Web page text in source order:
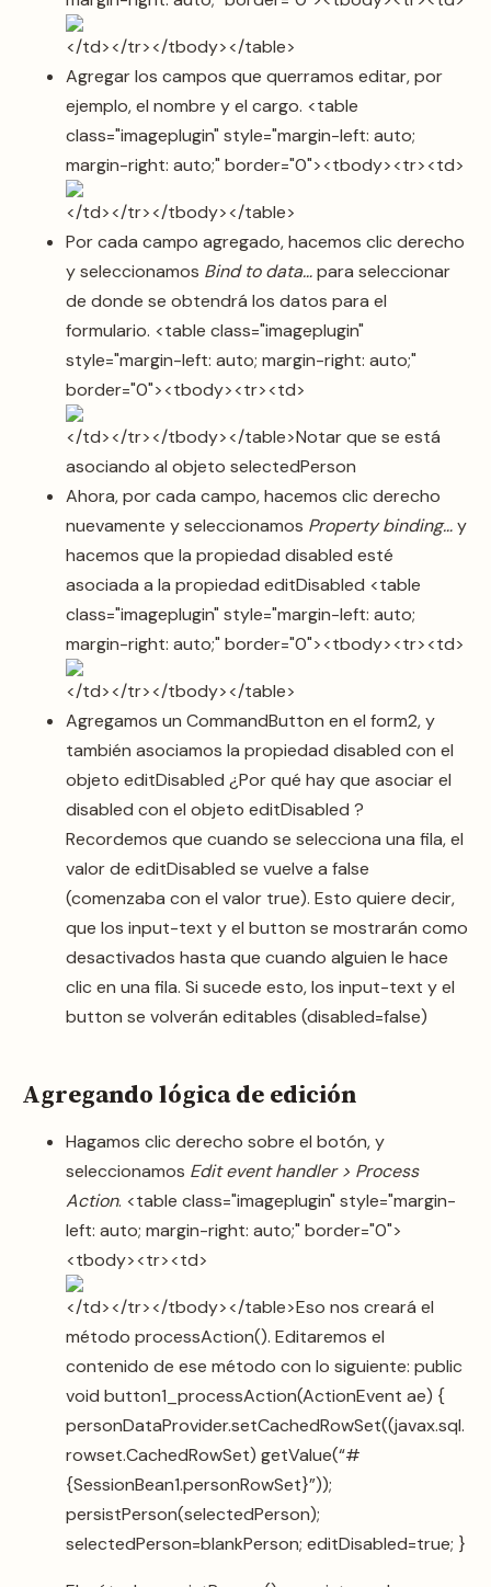
</td></tr></tbody></table>
Agregar los campos que querramos editar, por
ejemplo, el nombre y el cargo. <table
class="imageplugin" style="margin-left: auto;
margin-right: auto;" border="0"><tbody><tr><td>
</td></tr></tbody></table>
Por cada campo agregado, hacemos clic derecho
y seleccionamos Bind to data…para seleccionar
de donde se obtendrá los datos para el
formulario. <table class="imageplugin"
style="margin-left: auto; margin-right: auto;"
border="0"><tbody><tr><td>
</td></tr></tbody></table>Notar que se está
asociando al objeto selectedPerson
Ahora, por cada campo, hacemos clic derecho
nuevamente y seleccionamos Property binding…y
hacemos que la propiedad disabled esté
asociada a la propiedad editDisabled <table
class="imageplugin" style="margin-left: auto;
margin-right: auto;" border="0"><tbody><tr><td>
</td></tr></tbody></table>
Agregamos un CommandButton en el form2, y
también asociamos la propiedad disabled con el
objeto editDisabled ¿Por qué hay que asociar el
disabled con el objeto editDisabled ?
Recordemos que cuando se selecciona una fila, el
valor de editDisabled se vuelve a false
(comenzaba con el valor true). Esto quiere decir,
que los input-text y el button se mostrarán como
desactivados hasta que cuando alguien le hace
clic en una fila. Si sucede esto, los input-text y el
button se volverán editables (disabled=false)
Agregando lógica de edición
Hagamos clic derecho sobre el botón, y
seleccionamos Edit event handler > Process
Action. <table class="imageplugin" style="margin-
left: auto; margin-right: auto;" border="0">
<tbody><tr><td>
</td></tr></tbody></table>Eso nos creará el
método processAction(). Editaremos el
contenido de ese método con lo siguiente: public
void button1_processAction(ActionEvent ae) {
personDataProvider.setCachedRowSet((javax.sql.
rowset.CachedRowSet) getValue(“#
{SessionBean1.personRowSet}”));
persistPerson(selectedPerson);
selectedPerson=blankPerson; editDisabled=true; }